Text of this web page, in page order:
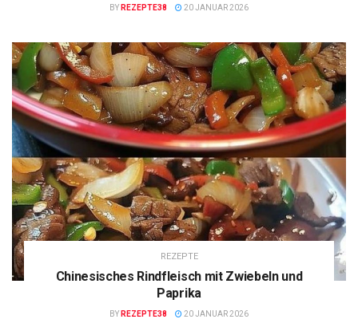
BY REZEPTE38 20 JANUAR 2026
REZEPTE
Chinesisches Rindfleisch mit Zwiebeln und
Paprika
BY REZEPTE38 20 JANUAR 2026